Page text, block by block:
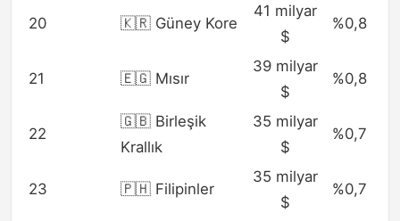
20 🇰🇷 Güney Kore
41 milyar
$
%0,8
21 🇪🇬 Mısır
39 milyar
$
%0,8
22
🇬🇧 Birleşik
Krallık
35 milyar
$
%0,7
23 🇵🇭 Filipinler
35 milyar
$
%0,7